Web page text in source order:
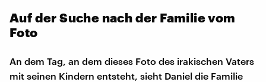
Auf der Suche nach der Familie vom
Foto
An dem Tag, an dem dieses Foto des irakischen Vaters
mit seinen Kindern entsteht, sieht Daniel die Familie